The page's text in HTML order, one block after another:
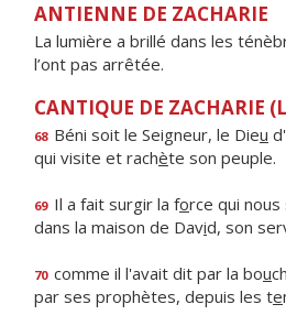
ANTIENNE DE ZACHARIE
La lumière a brillé dans les
l’ont pas arrêtée.
CANTIQUE DE ZACHARIE
68 Béni soit le Seigneur, le Dieu
qui visite et rachète son peuple.
69 Il a fait surgir la force qui nous
dans la maison de David, son
70 comme il l'avait dit par la bou
par ses prophètes, depuis les te